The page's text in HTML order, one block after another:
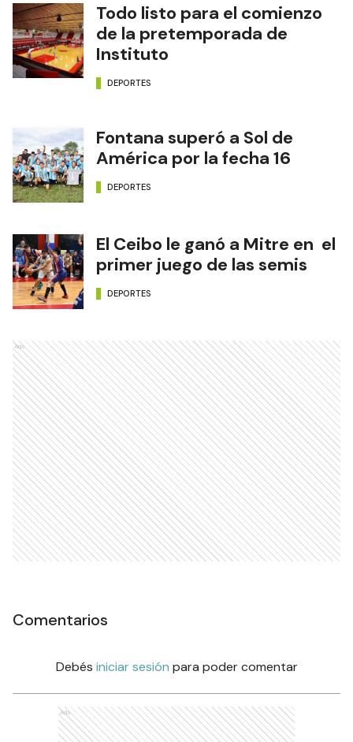
Todo listo para el comienzo
de la pretemporada de
Instituto
DEPORTES
Fontana superó a Sol de
América por la fecha 16
DEPORTES
El Ceibo le ganó a Mitre en el
primer juego de las semis
DEPORTES
Ads
Comentarios
Debés iniciar sesión para poder comentar
Ads